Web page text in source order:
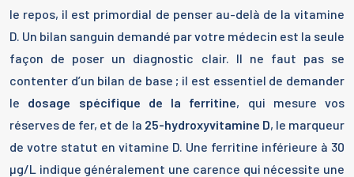
le repos, il est primordial de penser au-delà de la vitamine
D. Un bilan sanguin demandé par votre médecin est la seule
façon de poser un diagnostic clair. Il ne faut pas se
contenter d’un bilan de base ; il est essentiel de demander
le dosage spécifique de la ferritine, qui mesure vos
réserves de fer, et de la 25-hydroxyvitamine D, le marqueur
de votre statut en vitamine D. Une ferritine inférieure à 30
µg/L indique généralement une carence qui nécessite une